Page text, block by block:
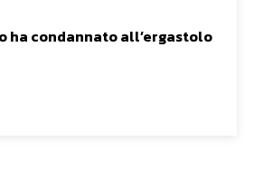
ha condannato all’ergastolo